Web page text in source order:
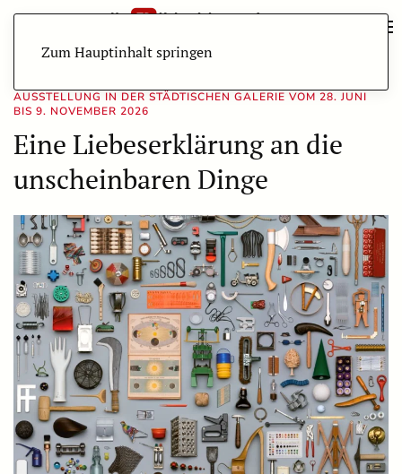
Zum Hauptinhalt springen
AUSSTELLUNG IN DER STÄDTISCHEN GALERIE VOM 28. JUNI
BIS 9. NOVEMBER 2026
Eine Liebeserklärung an die
unscheinbaren Dinge